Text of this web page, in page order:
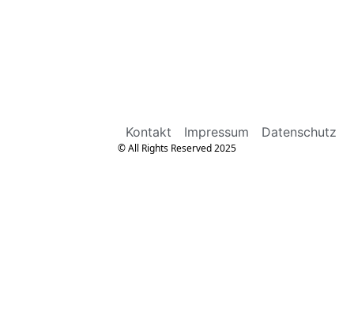
Kontakt Impressum Datenschutz
© All Rights Reserved 2025